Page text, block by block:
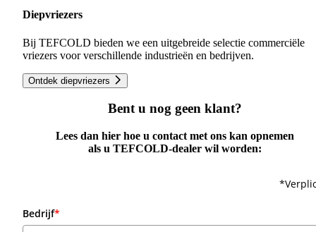
Diepvriezers
Bij TEFCOLD bieden we een uitgebreide selectie commerciële
vriezers voor verschillende industrieën en bedrijven.
Ontdek diepvriezers
Bent u nog geen klant?
Lees dan hier hoe u contact met ons kan opnemen
als u TEFCOLD-dealer wil worden:
Bedrijf*